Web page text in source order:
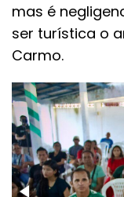
mas é
ser turística o
Carmo.